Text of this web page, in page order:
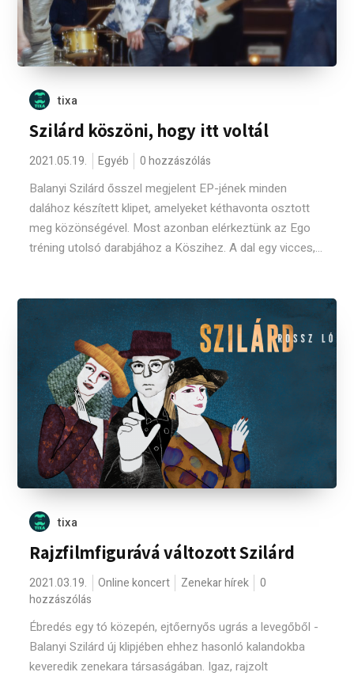
tixa
Szilárd köszöni, hogy itt voltál
2021.05.19. Egyéb 0 hozzászólás
Balanyi Szilárd ősszel megjelent EP-jének minden
dalához készített klipet, amelyeket kéthavonta osztott
meg közönségével. Most azonban elérkeztünk az Ego
tréning utolsó darabjához a Köszihez. A dal egy vicces,...
tixa
Rajzfilmfigurává változott Szilárd
2021.03.19. Online koncert Zenekar hírek
0
hozzászólás
Ébredés egy tó közepén, ejtőernyős ugrás a levegőből -
Balanyi Szilárd új klipjében ehhez hasonló kalandokba
keveredik zenekara társaságában. Igaz, rajzolt